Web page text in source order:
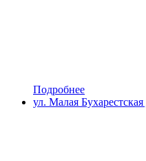
Подробнее
ул. Малая Бухарестская